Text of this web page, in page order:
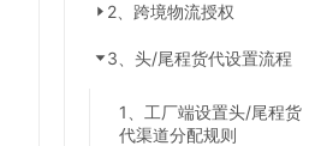
2、跨境物流授权
3、头/尾程货代设置流程
1、工厂端设置头/尾程货
代渠道分配规则